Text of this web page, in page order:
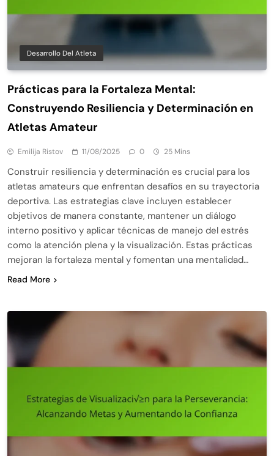
Desarrollo Del Atleta
Prácticas para la Fortaleza Mental:
Construyendo Resiliencia y Determinación en
Atletas Amateur
Emilija Ristov 11/08/2025 0 25 Mins
Construir resiliencia y determinación es crucial para los
atletas amateurs que enfrentan desafíos en su trayectoria
deportiva. Las estrategias clave incluyen establecer
objetivos de manera constante, mantener un diálogo
interno positivo y aplicar técnicas de manejo del estrés
como la atención plena y la visualización. Estas prácticas
mejoran la fortaleza mental y fomentan una mentalidad…
Read More